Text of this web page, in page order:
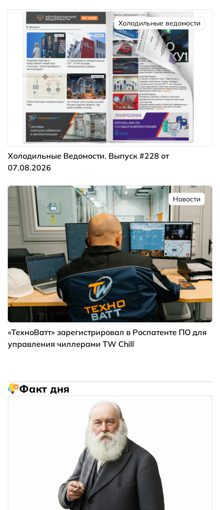
Холодильные ведомости
Холодильные Ведомости. Выпуск #228 от
07.08.2026
Новости
«ТехноВатт» зарегистрировал в Роспатенте ПО для
управления чиллерами TW Chill
Факт дня